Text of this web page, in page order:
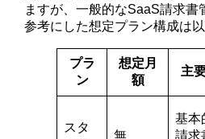
ますが、一般的なSaaS請求書
参考にした想定プラン構成は以
プラ
ン
想定月
額
主
スタ
無
基本
請求